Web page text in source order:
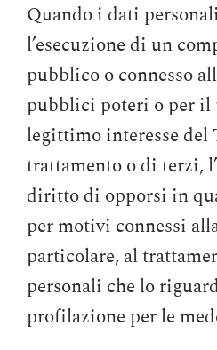
Quando i dati
l’esecuzione di un
pubblico o connesso
pubblici poteri o per il
legittimo interesse del
trattamento o di terzi,
diritto di opporsi in
per motivi connessi
particolare, al
personali che lo
profilazione per le